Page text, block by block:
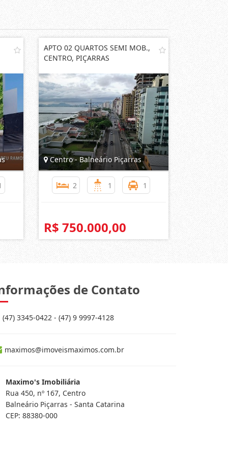
APTO 02 QUARTOS SEMI MOB.,
CENTRO, PIÇARRAS
Centro - Balneário Piçarras
2 1 1
R$ 750.000,00
de Contato
(47) 3345-0422 - (47) 9 9997-4128
maximos@imoveismaximos.com.br
Maximo's Imobiliária
Rua 450, nº 167, Centro
Balneário Piçarras - Santa Catarina
CEP: 88380-000